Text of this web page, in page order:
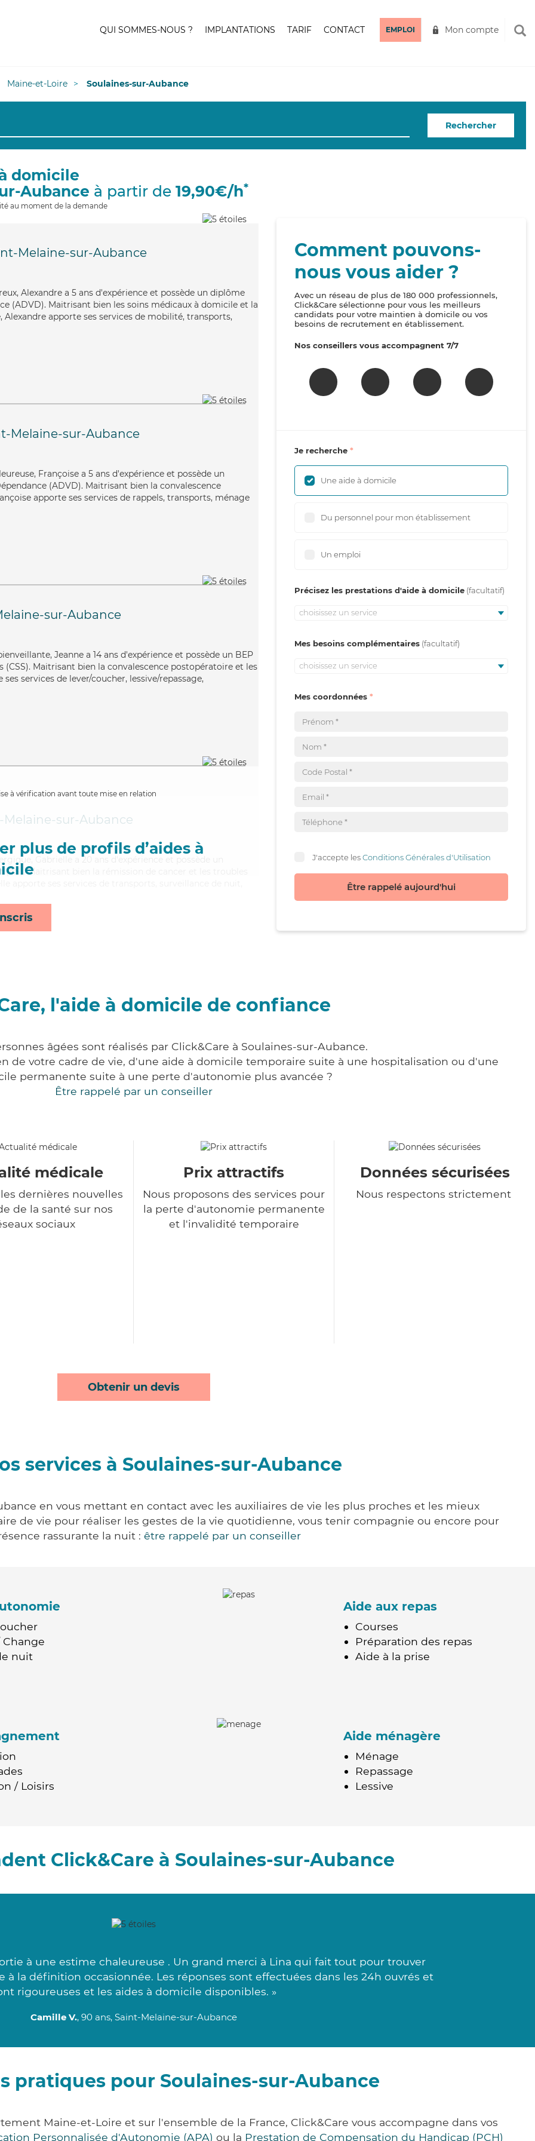
QUI SOMMES-NOUS ? IMPLANTATIONS TARIF CONTACT EMPLOI Mon compte
Maine-et-Loire Soulaines-sur-Aubance
Rechercher
domicile
Aubance à partir de 19,90€/h*
au moment de la demande
Melaine-sur-Aubance
Alexandre a 5 ans d'expérience et possède un diplôme
(ADVD). Maitrisant bien les soins médicaux à domicile et la
apporte ses services de mobilité, transports,
Melaine-sur-Aubance
Françoise a 5 ans d'expérience et possède un
(ADVD). Maitrisant bien la convalescence
apporte ses services de rappels, transports, ménage
sur-Aubance
Jeanne a 14 ans d'expérience et possède un BEP
(CSS). Maitrisant bien la convalescence postopératoire et les
services de lever/coucher, lessive/repassage,
à vérification avant toute mise en relation
plus de profils d’aides à
Melaine-sur-Aubance
Gabrielle a 20 ans d'expérience et possède un
(AS). Maitrisant bien la rémission de cancer et les troubles
Comment pouvons-
nous vous aider ?
Avec un réseau de plus de 180 000 professionnels,
Click&Care sélectionne pour vous les meilleurs
candidats pour votre maintien à domicile ou vos
besoins de recrutement en établissement.
Nos conseillers vous accompagnent 7/7
Je recherche
Une aide à domicile
Du personnel pour mon établissement
Un emploi
Précisez les prestations d'aide à domicile
choisissez un service
Mes besoins complémentaires
choisissez un service
Mes coordonnées
J'accepte lesConditions Générales d'Utilisation
Être rappelé aujourd'hui
l'aide à domicile de confiance
âgées sont réalisés par Click&Care à Soulaines-sur-Aubance.
de votre cadre de vie, d'une aide à domicile temporaire suite à une hospitalisation ou d'une
permanente suite à une perte d'autonomie plus avancée ?
Être rappelé par un conseiller
médicale
dernières nouvelles
de la santé sur nos
sociaux
Prix attractifs
Nous proposons des services pour
la perte d'autonomie permanente
et l'invalidité temporaire
Données sécurisées
Nous respectons strictement
Obtenir un devis
services à Soulaines-sur-Aubance
en vous mettant en contact avec les auxiliaires de vie les plus proches et les mieux
de vie pour réaliser les gestes de la vie quotidienne, vous tenir compagnie ou encore pour
rassurante la nuit : être rappelé par un conseiller
nuit
Aide aux repas
Courses
Préparation des repas
Aide à la prise
/ Loisirs
Aide ménagère
Ménage
Repassage
Lessive
Click&Care à Soulaines-sur-Aubance
à une estime chaleureuse . Un grand merci à Lina qui fait tout pour trouver
la définition occasionnée. Les réponses sont effectuées dans les 24h ouvrés et
rigoureuses et les aides à domicile disponibles. »
Camille V., 90 ans, Saint-Melaine-sur-Aubance
pratiques pour Soulaines-sur-Aubance
Maine-et-Loire et sur l'ensemble de la France, Click&Care vous accompagne dans vos
Personnalisée d'Autonomie (APA) ou la Prestation de Compensation du Handicap (PCH)